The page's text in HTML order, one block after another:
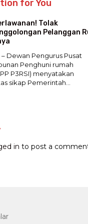
for You
Tolak
Pelanggan
– Dewan Pengurus Pusat
Penghuni rumah
P3RSI) menyatakan
sikap Pemerintah…
in to post a